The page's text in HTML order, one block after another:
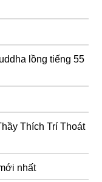
lồng tiếng 55
Thích Trí Thoát
nhất